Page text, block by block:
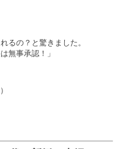
るの？と驚きました。
無事承認！」